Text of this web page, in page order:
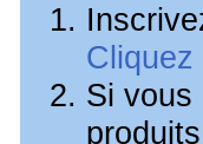
Si vous